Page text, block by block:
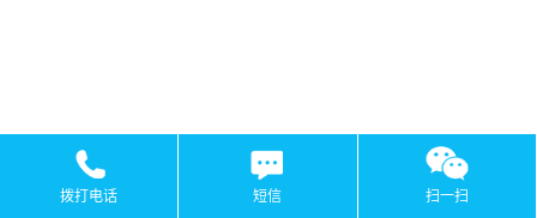
拨打电话 短信 扫一扫